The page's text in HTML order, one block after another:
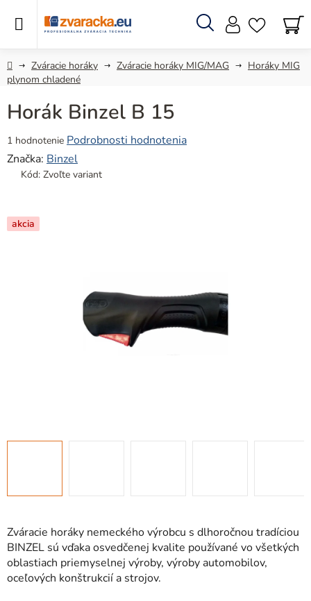
Hľadať
DomovZváracie horáky Zváracie horáky MIG/MAG
Horáky MIG
plynom chladené
Zváracie horáky nemeckého výrobcu s dlhoročnou tradíciou
BINZEL sú vďaka osvedčenej kvalite používané vo všetkých
oblastiach priemyselnej výroby, výroby automobilov,
oceľových konštrukcií a strojov.
Horák Binzel B 15
Priemerné
hodnotenie
produktu
z
5
1 hodnotenie Podrobnosti hodnotenia
Značka: Binzel
Kód: Zvoľte variant
akcia